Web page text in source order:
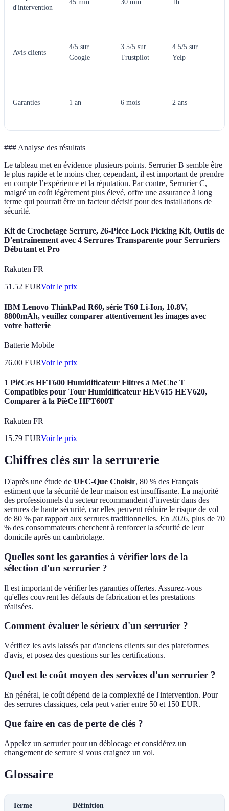
d'intervention
45 min 30 min 1h
Avis clients
4/5 sur
Google
3.5/5 sur
Trustpilot
4.5/5 sur
Yelp
Garanties 1 an 6 mois 2 ans
### Analyse des résultats
Le tableau met en évidence plusieurs points. Serrurier B semble être
le plus rapide et le moins cher, cependant, il est important de prendre
en compte l’expérience et la réputation. Par contre, Serrurier C,
malgré un coût légèrement plus élevé, offre une assurance à long
terme qui pourrait être un facteur décisif pour des installations de
sécurité.
Kit de Crochetage Serrure, 26-Pièce Lock Picking Kit, Outils de
D'entraînement avec 4 Serrures Transparente pour Serruriers
Débutant et Pro
Rakuten FR
51.52 EURVoir le prix
IBM Lenovo ThinkPad R60, série T60 Li-Ion, 10.8V,
8800mAh, veuillez comparer attentivement les images avec
votre batterie
Batterie Mobile
76.00 EURVoir le prix
1 PièCes HFT600 Humidificateur Filtres à MèChe T
Compatibles pour Tour Humidificateur HEV615 HEV620,
Comparer à la PièCe HFT600T
Rakuten FR
15.79 EURVoir le prix
Chiffres clés sur la serrurerie
D'après une étude de UFC-Que Choisir, 80 % des Français
estiment que la sécurité de leur maison est insuffisante. La majorité
des professionnels du secteur recommandent d’investir dans des
serrures de haute sécurité, car elles peuvent réduire le risque de vol
de 80 % par rapport aux serrures traditionnelles. En 2026, plus de 70
% des consommateurs cherchent à renforcer la sécurité de leur
domicile après un cambriolage.
Quelles sont les garanties à vérifier lors de la
sélection d'un serrurier ?
Il est important de vérifier les garanties offertes. Assurez-vous
qu'elles couvrent les défauts de fabrication et les prestations
réalisées.
Comment évaluer le sérieux d'un serrurier ?
Vérifiez les avis laissés par d'anciens clients sur des plateformes
d'avis, et posez des questions sur les certifications.
Quel est le coût moyen des services d'un serrurier ?
En général, le coût dépend de la complexité de l'intervention. Pour
des serrures classiques, cela peut varier entre 50 et 150 EUR.
Que faire en cas de perte de clés ?
Appelez un serrurier pour un déblocage et considérez un
changement de serrure si vous craignez un vol.
Glossaire
Terme Définition